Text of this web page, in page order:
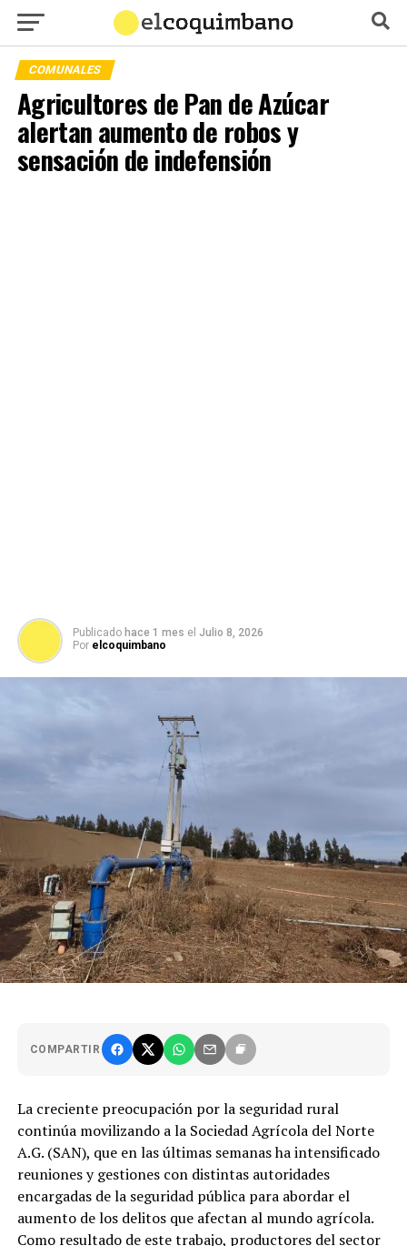
COMUNALES
Agricultores de Pan de Azúcar
alertan aumento de robos y
sensación de indefensión
Publicado hace 1 mes el Julio 8, 2026
Por elcoquimbano
COMPARTIR
La creciente preocupación por la seguridad rural
continúa movilizando a la Sociedad Agrícola del Norte
A.G. (SAN), que en las últimas semanas ha intensificado
reuniones y gestiones con distintas autoridades
encargadas de la seguridad pública para abordar el
aumento de los delitos que afectan al mundo agrícola.
Como resultado de este trabajo, productores del sector